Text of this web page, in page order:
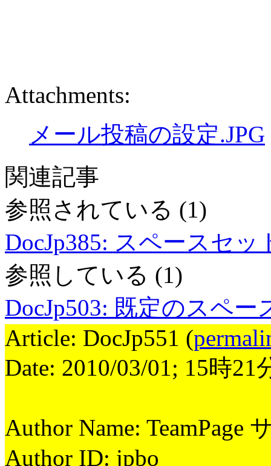
Attachments:
メール投稿の設定.JPG
関連記事
参照されている (1)
DocJp385: スペースセッ
参照している (1)
DocJp503: 既定のスペー
Article: DocJp551 (
Date: 2010/03/01; 15時21
Author Name: TeamPage
Author ID: jpbo